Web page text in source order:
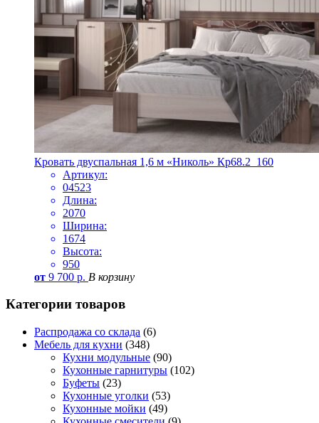
Кровать двуспальная 1,6 м «Николь» Кр68.2_160
Артикул:
04523
Длина:
2070
Ширина:
1674
Высота:
950
от 9 700 р. В корзину
Категории товаров
Распродажа со склада (6)
Мебель для кухни (348)
Кухни модульные (90)
Кухонные гарнитуры (102)
Буфеты (23)
Кухонные уголки (53)
Кухонные мойки (49)